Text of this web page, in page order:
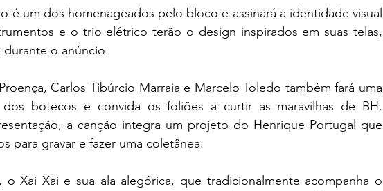
é um dos homenageados pelo bloco e assinará a identidade visual
e o trio elétrico terão o design inspirados em suas telas,
o anúncio.
Carlos Tibúrcio Marraia e Marcelo Toledo também fará uma
dos botecos e convida os foliões a curtir as maravilhas de BH.
a canção integra um projeto do Henrique Portugal que
para gravar e fazer uma coletânea.
o Xai Xai e sua ala alegórica, que tradicionalmente acompanha o